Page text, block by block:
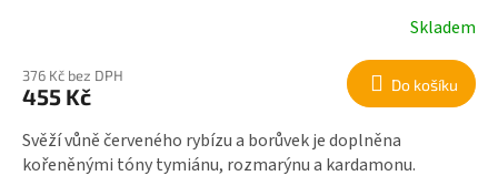
Skladem
376 Kč bez DPH
455 Kč Do košíku
Svěží vůně červeného rybízu a borůvek je doplněna
kořeněnými tóny tymiánu, rozmarýnu a kardamonu.